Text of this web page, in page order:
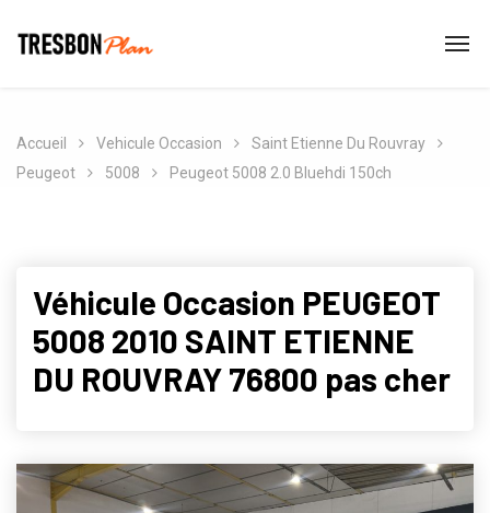
Accueil Vehicule Occasion
Saint Etienne Du Rouvray
Peugeot
5008 Peugeot 5008 2.0 Bluehdi 150ch
Véhicule Occasion PEUGEOT
5008 2010 SAINT ETIENNE
DU ROUVRAY 76800 pas cher